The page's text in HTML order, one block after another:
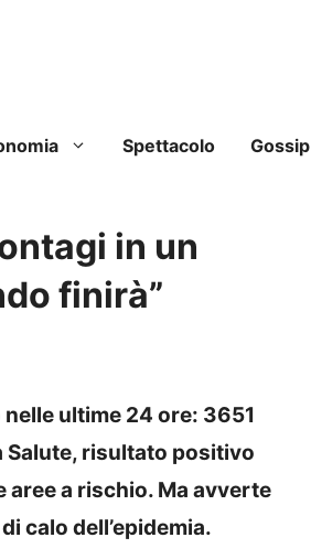
Spettacolo Gossip
in un
finirà”
ultime 24 ore: 3651
Salute, risultato positivo
aree a rischio. Ma avverte
calo dell’epidemia.